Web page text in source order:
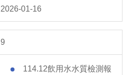
2026-01-16
9
114.12飲用水水質檢測報